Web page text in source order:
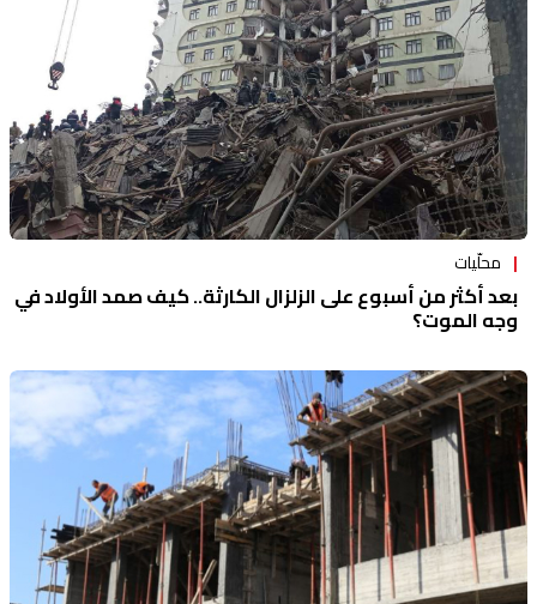
محلّيات
بعد أكثر من أسبوع على الزلزال الكارثة.. كيف صمد الأولاد في
وجه الموت؟